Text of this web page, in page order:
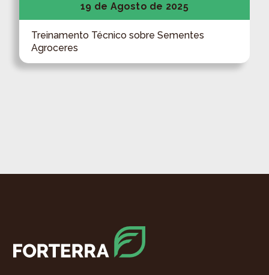
19 de Agosto de 2025
Treinamento Técnico sobre Sementes
Agroceres